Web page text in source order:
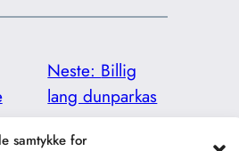
samtykke for
Neste: Billig
lang dunparkas
→